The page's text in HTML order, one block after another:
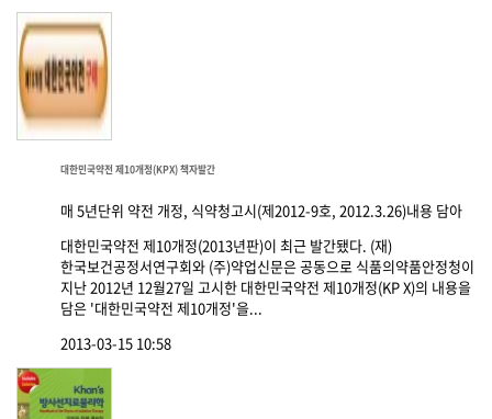
대한민국약전 제10개정(KPX) 책자발간
매 5년단위 약전 개정, 식약청고시(제2012-9호, 2012.3.26)내용 담아
대한민국약전 제10개정(2013년판)이 최근 발간됐다. (재)
한국보건공정서연구회와 (주)약업신문은 공동으로 식품의약품안정청이
지난 2012년 12월27일 고시한 대한민국약전 제10개정(KP X)의 내용을
담은 '대한민국약전 제10개정'을...
2013-03-15 10:58